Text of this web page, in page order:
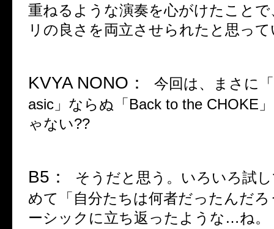
重ねるような演奏を心がけたこと
リの良さを両立させられたと思っ
KVYA NONO ：
今回は、まさに「
asic 」ならぬ「 Back to the CHOKE
ゃない??
B5 ：
そうだと思う。いろいろ試
めて「自分たちは何者だったんだ
ーシックに立ち返ったような …ね。